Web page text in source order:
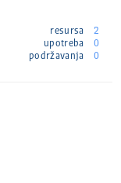
resursa
2
upotreba
0
podržavanja
0